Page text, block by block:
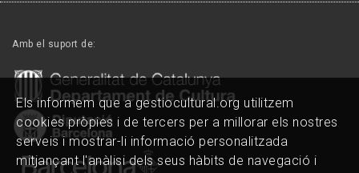
Amb el suport de:
Els informem que a gestiocultural.org utilitzem
cookies pròpies i de tercers per a millorar els nostres
serveis i mostrar-li informació personalitzada
mitjançant l'anàlisi dels seus hàbits de navegació i